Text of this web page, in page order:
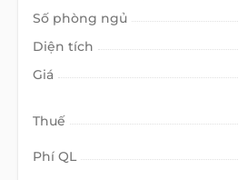
Số phòng ngủ
Diện tích
Giá
Thuế
Phí QL